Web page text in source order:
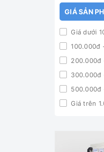
GIÁ SẢN
Giá dưới
100.000đ
200.000đ
300.000đ
500.000đ
Giá trên